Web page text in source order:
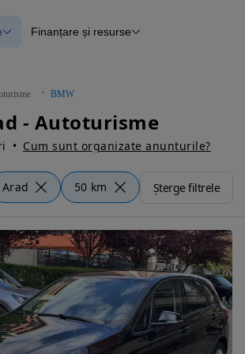
verificate
Blog Autovit.ro
Finanțare și resurse
BMW
- Autoturisme
Cum sunt organizate anunturile?
Arad 50 km Șterge filtrele